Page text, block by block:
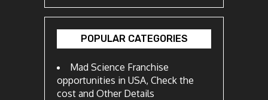
POPULAR CATEGORIES
Mad Science Franchise
opportunities in USA, Check the
cost and Other Details